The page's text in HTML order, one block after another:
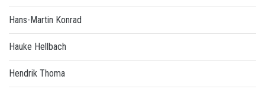
Hans-Martin Konrad
Hauke Hellbach
Hendrik Thoma